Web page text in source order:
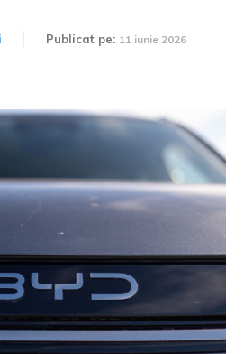
Publicat pe: 11 iunie 2026